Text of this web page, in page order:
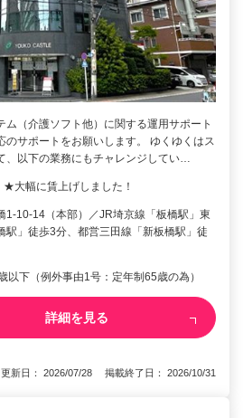
ム（介護ソフト他）に関する運用サポート
のサポートをお願いします。 ゆくゆくはス
、以下の業務にもチャレンジしてい…
大幅に賃上げしました！
1-10-14（本部）／JR埼京線「板橋駅」東
駅」徒歩3分、都営三田線「新板橋駅」徒
下（例外事由1号：定年制65歳の為）
詳細を見る
更新日： 2026/07/28 掲載終了日： 2026/10/31